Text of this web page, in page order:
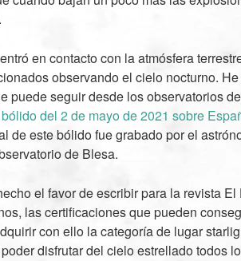
en contacto con la atmósfera
observando el cielo nocturno.
puede seguir desde los observatorios
del 2 de mayo de 2021 sobre
de este bólido fue grabado por el
de Blesa.
el favor de escribir para la revista
las certificaciones que pueden
con ello la categoría de lugar
disfrutar del cielo estrellado todos